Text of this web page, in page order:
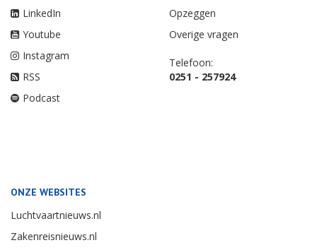
LinkedIn
Youtube
Instagram
RSS
Podcast
Opzeggen
Overige vragen
Telefoon:
0251 - 257924
ONZE WEBSITES
Luchtvaartnieuws.nl
Zakenreisnieuws.nl